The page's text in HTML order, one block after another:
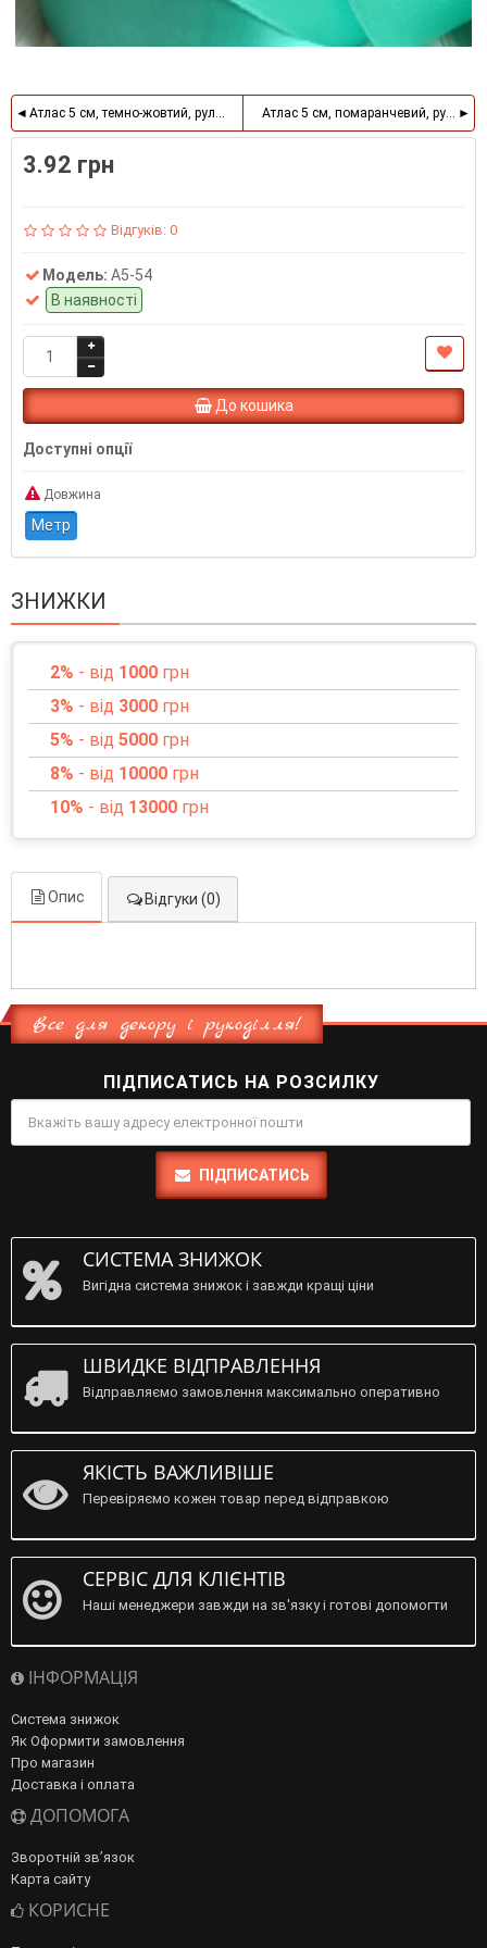
Атлас 5 см, темно-жовтий, рулон 33 м Атлас 5 см, помаранчевий, рулон
3.92 грн
Відгуків: 0
Модель: A5-54
В наявності
До кошика
Доступні опції
Довжина
Метр
ЗНИЖКИ
2% - від 1000 грн
3% - від 3000 грн
5% - від 5000 грн
8% - від 10000 грн
10% - від 13000 грн
Опис Відгуки (0)
Все для декору і рукоділля!
ПІДПИСАТИСЬ НА РОЗСИЛКУ
ПІДПИСАТИСЬ
СИСТЕМА ЗНИЖОК
Вигідна система знижок і завжди кращі ціни
ШВИДКЕ ВІДПРАВЛЕННЯ
Відправляємо замовлення максимально оперативно
ЯКІСТЬ ВАЖЛИВІШЕ
Перевіряємо кожен товар перед відправкою
СЕРВІС ДЛЯ КЛІЄНТІВ
Наші менеджери завжди на зв'язку і готові допомогти
ІНФОРМАЦІЯ
Система знижок
Як Оформити замовлення
Про магазин
Доставка і оплата
ДОПОМОГА
Зворотній зв’язок
Карта сайту
КОРИСНЕ